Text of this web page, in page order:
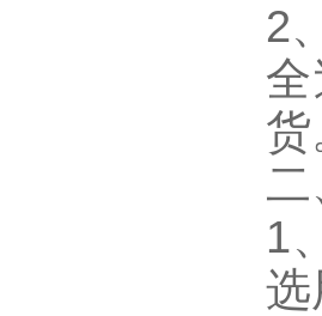
2
货
1
选